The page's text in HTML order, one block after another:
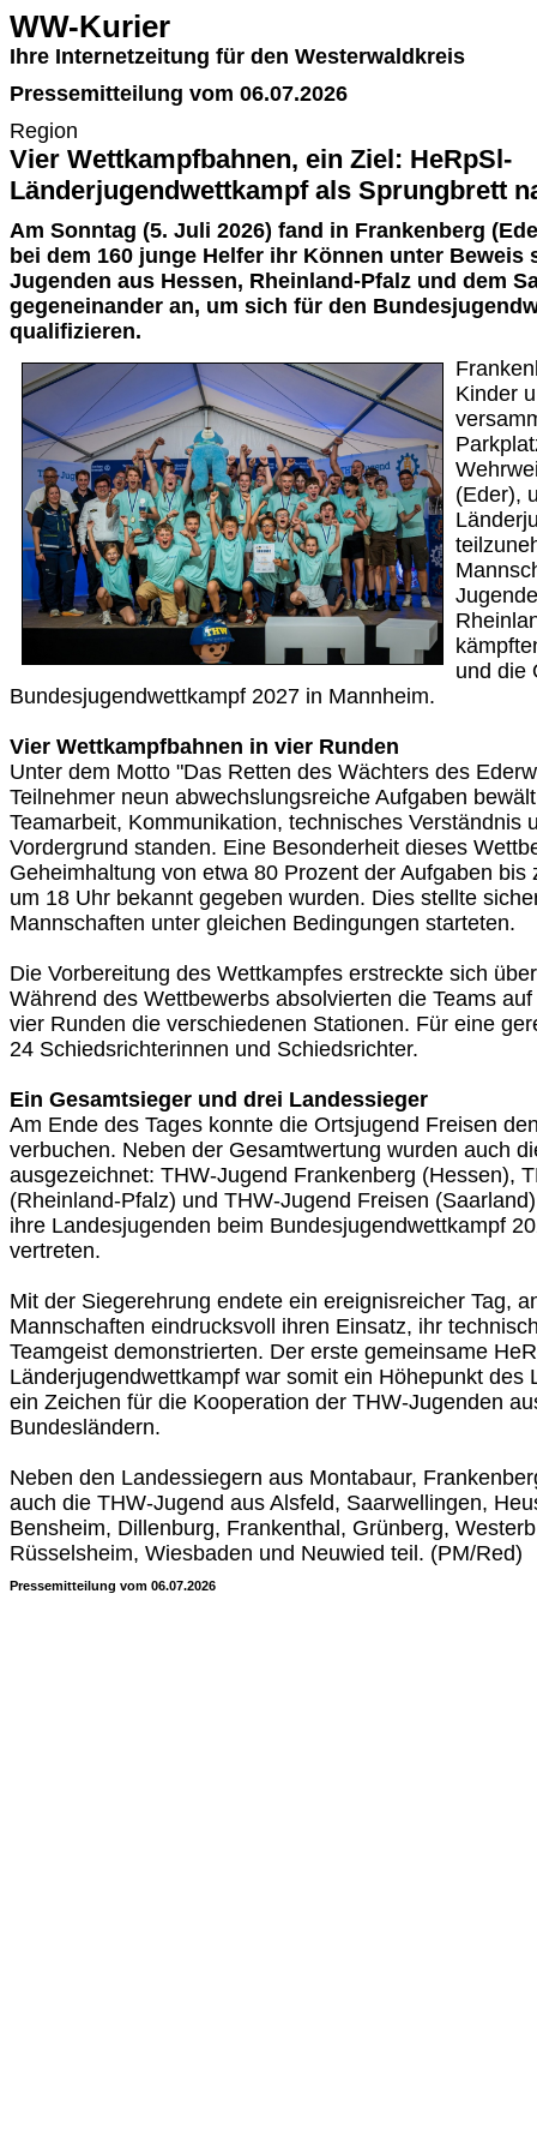
WW-Kurier
Ihre Internetzeitung für den Westerwaldkreis
Pressemitteilung vom 06.07.2026
Region
Vier Wettkampfbahnen, ein Ziel: HeRpSl-
Länderjugendwettkampf als Sprungbrett
Am Sonntag (5. Juli 2026) fand in Frankenberg
bei dem 160 junge Helfer ihr Können unter Beweis
Jugenden aus Hessen, Rheinland-Pfalz und dem
gegeneinander an, um sich für den
qualifizieren.
Kinder
(Eder),
und die
Bundesjugendwettkampf 2027 in Mannheim.
Vier Wettkampfbahnen in vier Runden
Unter dem Motto "Das Retten des Wächters des
Teilnehmer neun abwechslungsreiche Aufgaben
Teamarbeit, Kommunikation, technisches Verständnis
Vordergrund standen. Eine Besonderheit dieses
Geheimhaltung von etwa 80 Prozent der Aufgaben bis
um 18 Uhr bekannt gegeben wurden. Dies stellte
Mannschaften unter gleichen Bedingungen starteten.
Die Vorbereitung des Wettkampfes erstreckte sich
Während des Wettbewerbs absolvierten die Teams
vier Runden die verschiedenen Stationen. Für eine
24 Schiedsrichterinnen und Schiedsrichter.
Ein Gesamtsieger und drei Landessieger
Am Ende des Tages konnte die Ortsjugend Freisen
verbuchen. Neben der Gesamtwertung wurden auch
ausgezeichnet: THW-Jugend Frankenberg (Hessen),
(Rheinland-Pfalz) und THW-Jugend Freisen
ihre Landesjugenden beim Bundesjugendwettkampf
vertreten.
Mit der Siegerehrung endete ein ereignisreicher Tag,
Mannschaften eindrucksvoll ihren Einsatz, ihr
Teamgeist demonstrierten. Der erste gemeinsame
Länderjugendwettkampf war somit ein Höhepunkt des
ein Zeichen für die Kooperation der THW-Jugenden
Bundesländern.
Neben den Landessiegern aus Montabaur,
auch die THW-Jugend aus Alsfeld, Saarwellingen,
Bensheim, Dillenburg, Frankenthal, Grünberg,
Rüsselsheim, Wiesbaden und Neuwied teil. (PM/Red)
Pressemitteilung vom 06.07.2026